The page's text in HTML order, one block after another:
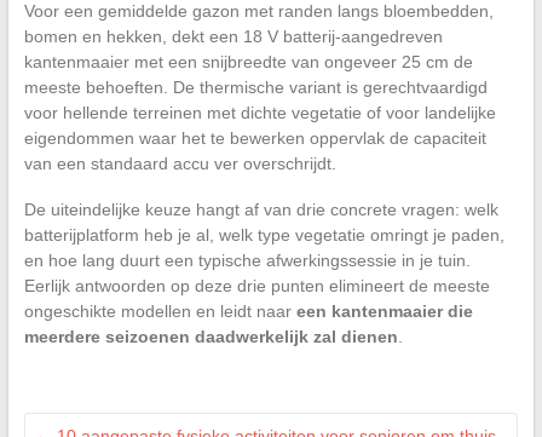
Voor een gemiddelde gazon met randen langs bloembedden,
bomen en hekken, dekt een 18 V batterij-aangedreven
kantenmaaier met een snijbreedte van ongeveer 25 cm de
meeste behoeften. De thermische variant is gerechtvaardigd
voor hellende terreinen met dichte vegetatie of voor landelijke
eigendommen waar het te bewerken oppervlak de capaciteit
van een standaard accu ver overschrijdt.
De uiteindelijke keuze hangt af van drie concrete vragen: welk
batterijplatform heb je al, welk type vegetatie omringt je paden,
en hoe lang duurt een typische afwerkingssessie in je tuin.
Eerlijk antwoorden op deze drie punten elimineert de meeste
ongeschikte modellen en leidt naar een kantenmaaier die
meerdere seizoenen daadwerkelijk zal dienen.